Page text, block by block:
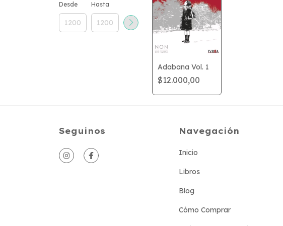
Desde Hasta
Adabana Vol. 1
$12.000,00
Seguinos Navegación
Inicio
Libros
Blog
Cómo Comprar